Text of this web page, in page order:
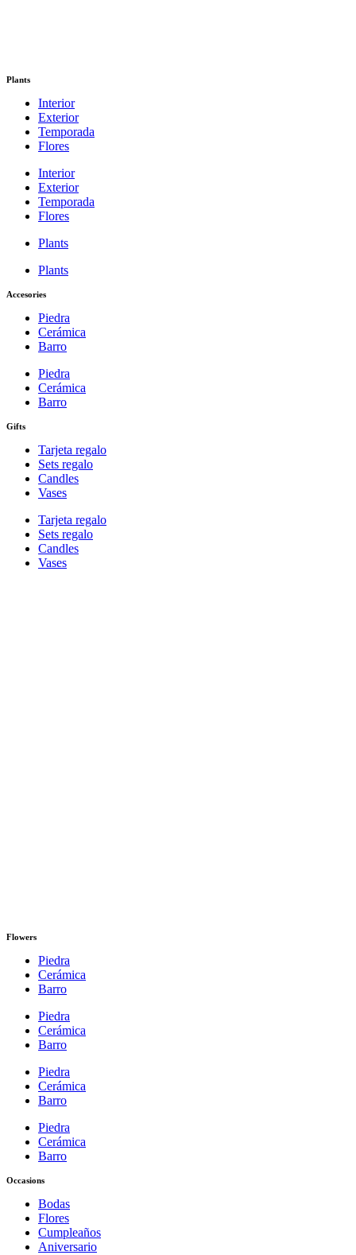
Plants
Interior
Exterior
Temporada
Flores
Interior
Exterior
Temporada
Flores
Plants
Plants
Accesories
Piedra
Cerámica
Barro
Piedra
Cerámica
Barro
Gifts
Tarjeta regalo
Sets regalo
Candles
Vases
Tarjeta regalo
Sets regalo
Candles
Vases
Flowers
Piedra
Cerámica
Barro
Piedra
Cerámica
Barro
Piedra
Cerámica
Barro
Piedra
Cerámica
Barro
Occasions
Bodas
Flores
Cumpleaños
Aniversario